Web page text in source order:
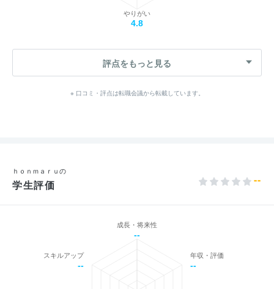
やりがい
4.8
評点をもっと見る
※ 口コミ・評点は転職会議から転載しています。
ｈｏｎｍａｒｕの
学生評価 --
成長・将来性
--
年収・評価
--
スキルアップ
--